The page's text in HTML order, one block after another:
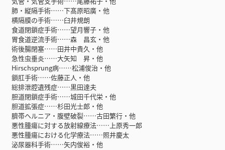
肺・縦隔手術……下髙原昭廣・他
横隔膜の手術……臼井規朗
食道閉鎖症手術……望月響子・他
胃食道逆流手術……森 昌玄・他
術後腸閉塞……田井中貴久・他
急性虫垂炎……大矢知 昇・他
Hirschsprung病……松浦俊治・他
鎖肛手術……佐藤正人・他
総排泄腔遺残症……黒田達夫
胆道閉鎖症手術……城田千代栄・他
胆道拡張症……杉田光士郎・他
臍帯ヘルニア・腹壁破裂……古田繁行・他
悪性腫瘍に対する放射線療法……上原秀一郎
悪性腫瘍における化学療法……照井慶太
泌尿器科手術……矢内俊裕・他